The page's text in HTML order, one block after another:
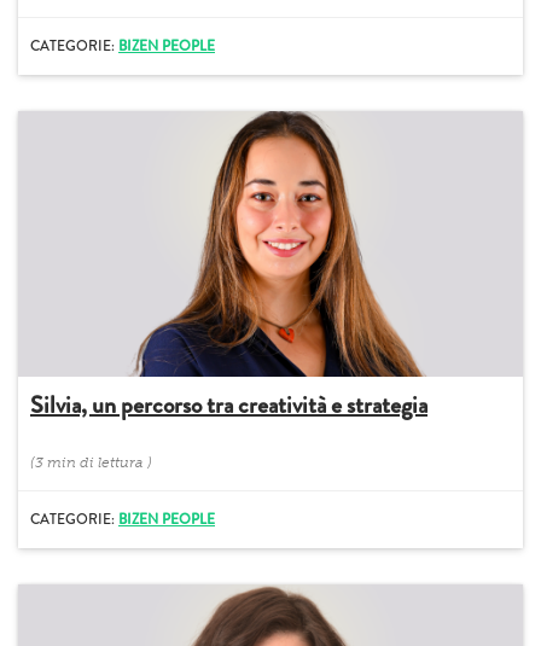
CATEGORIE:BIZEN PEOPLE
Silvia, un percorso tra creatività e strategia
(3 min di lettura )
CATEGORIE:BIZEN PEOPLE